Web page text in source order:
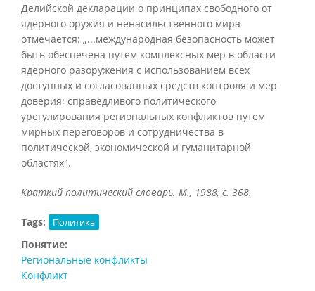
Делийской декларации о принципах свободного от
ядерного оружия и ненасильственного мира
отмечается: „...международная безопасность может
быть обеспечена путем комплексных мер в области
ядерного разоружения с использованием всех
доступных и согласованных средств контроля и мер
доверия; справедливого политического
урегулирования региональных конфликтов путем
мирных переговоров и сотрудничества в
политической, экономической и гуманитарной
областях".
Краткий политический словарь. М., 1988, с. 368.
Tags: Политика
Понятие:
Региональные конфликты
Конфликт